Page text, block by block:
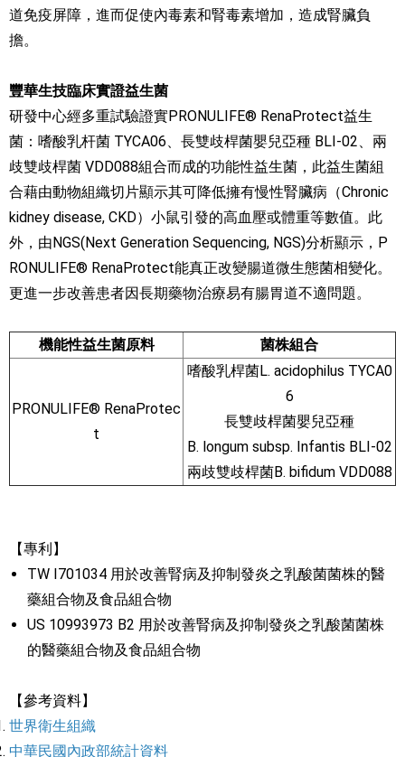
道免疫屏障，進而促使內毒素和腎毒素增加，造成腎臟負
擔。
豐華生技臨床實證益生菌
研發中心經多重試驗證實PRONULIFE® RenaProtect益生
菌：嗜酸乳杆菌 TYCA06、長雙歧桿菌嬰兒亞種 BLI-02、兩
歧雙歧桿菌 VDD088組合而成的功能性益生菌，此益生菌組
合藉由動物組織切片顯示其可降低擁有慢性腎臟病（Chronic
kidney disease, CKD）小鼠引發的高血壓或體重等數值。此
外，由NGS(Next Generation Sequencing, NGS)分析顯示，P
RONULIFE® RenaProtect能真正改變腸道微生態菌相變化。
更進一步改善患者因長期藥物治療易有腸胃道不適問題。
機能性益生菌原料 菌株組合
PRONULIFE® RenaProtec
t
嗜酸乳桿菌L. acidophilus TYCA0
6
長雙歧桿菌嬰兒亞種
B. longum subsp. Infantis BLI-02
兩歧雙歧桿菌B. bifidum VDD088
【專利】
TW I701034 用於改善腎病及抑制發炎之乳酸菌菌株的醫
藥組合物及食品組合物
US 10993973 B2 用於改善腎病及抑制發炎之乳酸菌菌株
的醫藥組合物及食品組合物
【參考資料】
世界衛生組織
中華民國內政部統計資料